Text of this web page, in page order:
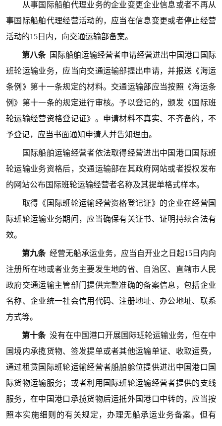
从事国际船舶代理业务的企业变更企业信息或者不再从
事国际船舶代理经营活动的，应当在信息变更或者停止经营
活动的15日内，向交通运输部备案。
第八条 国际船舶运输经营者申请经营进出中国港口国际
班轮运输业务，应当向交通运输部提出申请，并报送《海运
条例》第十一条规定的材料。交通运输部应当按照《海运条
例》第十一条的规定进行审核。予以登记的，颁发《国际班
轮运输经营资格登记证》。申请材料不真实、不齐备的，不
予登记，应当书面通知申请人并告知理由。
国际船舶运输经营者依法取得经营进出中国港口国际班
轮运输业务资格后，交通运输部在其政府网站或者授权发布
的网站公布国际班轮运输经营者名称及其提单格式样本。
取得《国际班轮运输经营资格登记证》的企业在经营国
际班轮运输业务期间，应当确保有关证书、证明持续合法有
效。
第九条 经营无船承运业务，应当自开业之日起15日内向
注册所在地或者业务主要发生地的省、自治区、直辖市人民
政府交通运输主管部门提供完整准确的备案信息，包括企业
名称、企业统一社会信用代码、注册地址、办公地址、联系
方式等。
第十条 没有在中国港口开展国际班轮运输业务，但在中
国境内承揽货物、签发提单或者其他运输单证、收取运费，
通过租赁国际班轮运输经营者船舶舱位提供进出中国港口国
际货物运输服务；或者利用国际班轮运输经营者提供的支线
服务，在中国港口承揽货物后运抵外国港口中转的，应当按
照本实施细则的有关规定，办理无船承运业务备案。但有